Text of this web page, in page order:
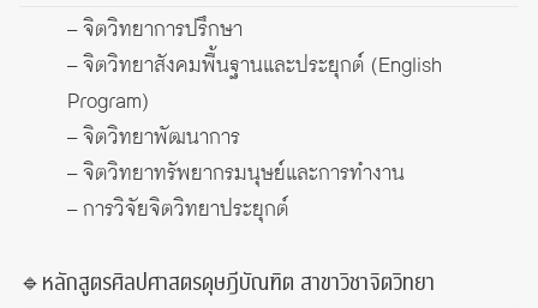
– จิตวิทยาการปรึกษา
– จิตวิทยาสังคมพื้นฐานและประยุกต์ (English
Program)
– จิตวิทยาพัฒนาการ
– จิตวิทยาทรัพยากรมนุษย์และการทำงาน
– การวิจัยจิตวิทยาประยุกต์
🔹หลักสูตรศิลปศาสตรดุษฎีบัณฑิต สาขาวิชาจิตวิทยา